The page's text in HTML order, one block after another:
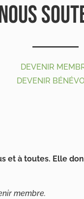
DEVENIR
DEVENIR
et à toutes. Elle
membre.